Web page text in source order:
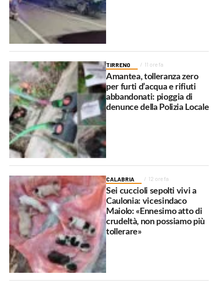
TIRRENO 11 ore fa
Amantea, tolleranza zero
per furti d’acqua e rifiuti
abbandonati: pioggia di
denunce della Polizia Locale
CALABRIA 12 ore fa
Sei cuccioli sepolti vivi a
Caulonia: vicesindaco
Maiolo: «Ennesimo atto di
crudeltà, non possiamo più
tollerare»